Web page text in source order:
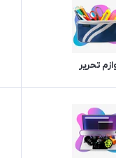
تحریر